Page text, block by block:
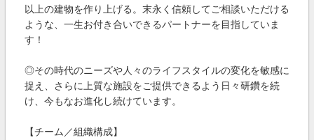
以上の建物を作り上げる。末永く信頼してご相談いただける
ような、一生お付き合いできるパートナーを目指していま
す！
◎その時代のニーズや人々のライフスタイルの変化を敏感に
捉え、さらに上質な施設をご提供できるよう日々研鑽を続
け、今もなお進化し続けています。
【チーム／組織構成】